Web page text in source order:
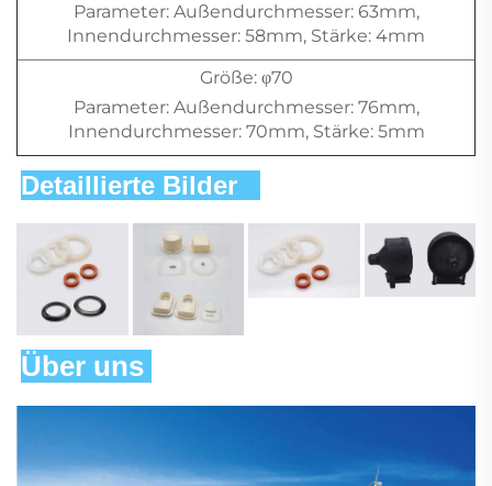
Parameter: Außendurchmesser: 63mm,
Innendurchmesser: 58mm, Stärke: 4mm
Größe: φ70
Parameter: Außendurchmesser: 76mm,
Innendurchmesser: 70mm, Stärke: 5mm
Detaillierte Bilder
Über uns